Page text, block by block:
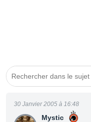
Mystic
30 Janvier 2005 à 16:48